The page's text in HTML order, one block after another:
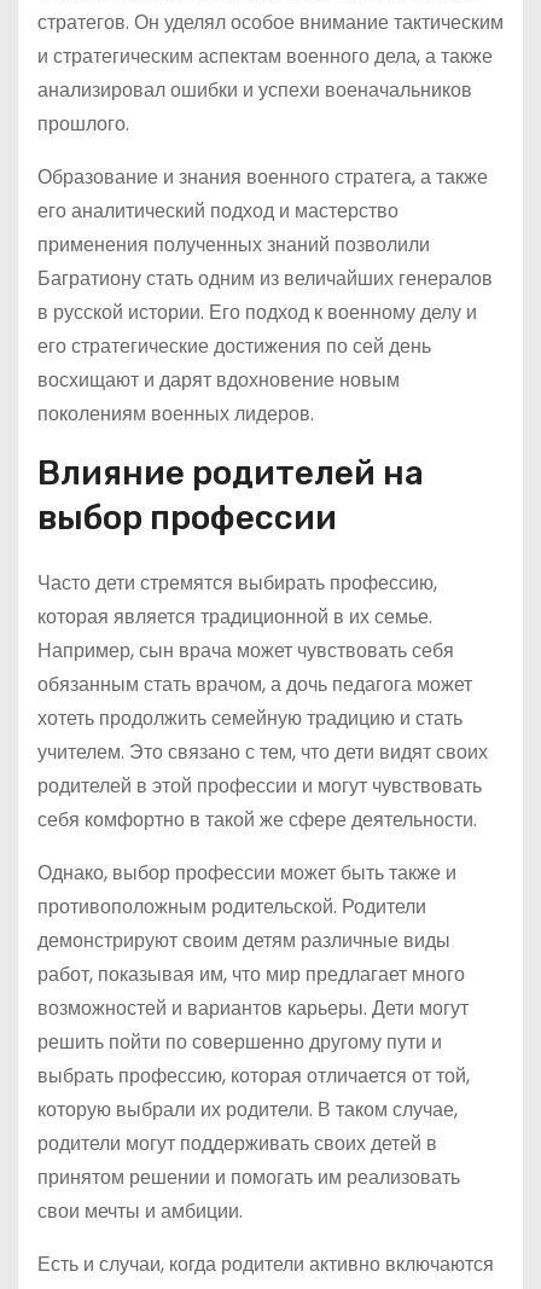
стратегов. Он уделял особое внимание тактическим
и стратегическим аспектам военного дела, а также
анализировал ошибки и успехи военачальников
прошлого.
Образование и знания военного стратега, а также
его аналитический подход и мастерство
применения полученных знаний позволили
Багратиону стать одним из величайших генералов
в русской истории. Его подход к военному делу и
его стратегические достижения по сей день
восхищают и дарят вдохновение новым
поколениям военных лидеров.
Влияние родителей на
выбор профессии
Часто дети стремятся выбирать профессию,
которая является традиционной в их семье.
Например, сын врача может чувствовать себя
обязанным стать врачом, а дочь педагога может
хотеть продолжить семейную традицию и стать
учителем. Это связано с тем, что дети видят своих
родителей в этой профессии и могут чувствовать
себя комфортно в такой же сфере деятельности.
Однако, выбор профессии может быть также и
противоположным родительской. Родители
демонстрируют своим детям различные виды
работ, показывая им, что мир предлагает много
возможностей и вариантов карьеры. Дети могут
решить пойти по совершенно другому пути и
выбрать профессию, которая отличается от той,
которую выбрали их родители. В таком случае,
родители могут поддерживать своих детей в
принятом решении и помогать им реализовать
свои мечты и амбиции.
Есть и случаи, когда родители активно включаются